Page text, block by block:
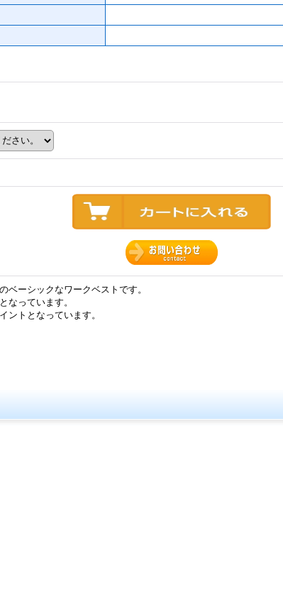
ベーシックなワークベストです。
なっています。
ントとなっています。